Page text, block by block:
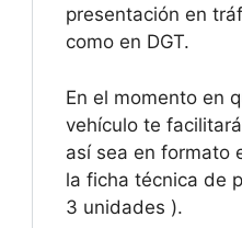
presentación en
como en DGT.
En el momento en
vehículo te
así sea en formato
la ficha técnica de
3 unidades ).